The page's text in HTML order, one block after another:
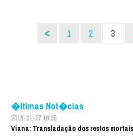
< 1 2 3
�ltimas Not�cias
2018-01-07 16:35
Viana: Transladação dos restos